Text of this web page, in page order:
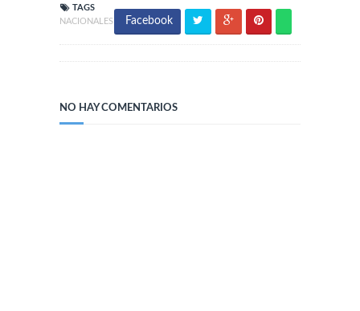
TAGS
NACIONALES
Facebook
NO HAY COMENTARIOS